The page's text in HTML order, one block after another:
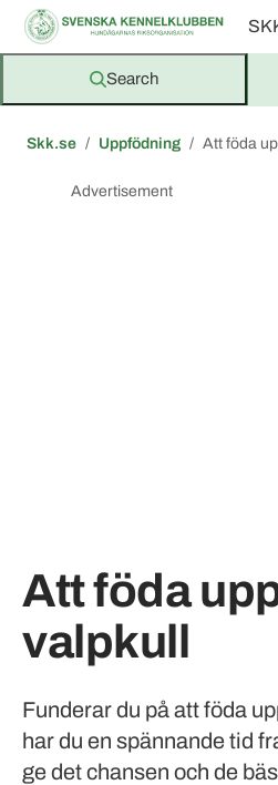
Search
Skk.se Uppfödning Att föda
Advertisement
Att föda
valpkull
Funderar du på att föda
har du en spännande tid
ge det chansen och de